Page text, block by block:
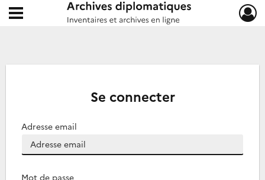
Archives diplomatiques
Ouvrir le menu déroulant
Se connecter
Adresse email
Mot de passe